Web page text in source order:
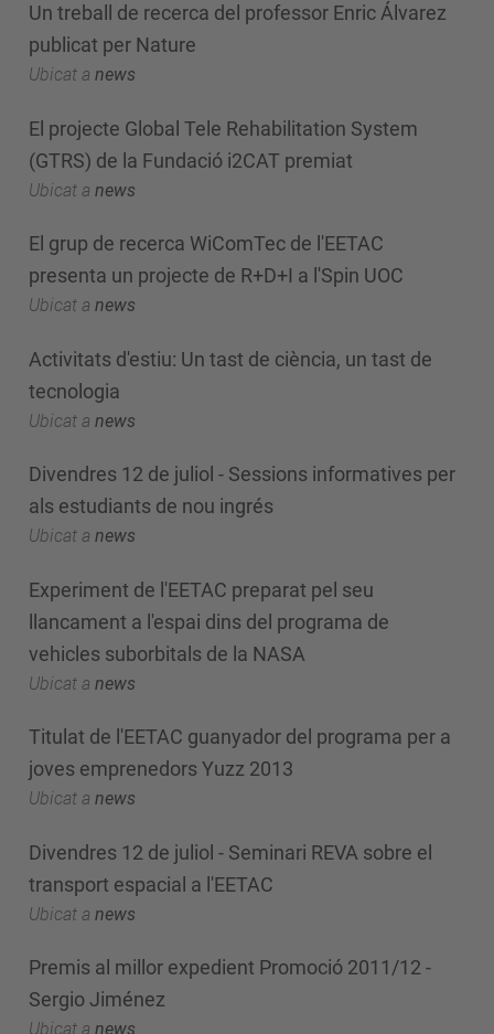
Un treball de recerca del professor Enric Álvarez
publicat per Nature
Ubicat a news
El projecte Global Tele Rehabilitation System
(GTRS) de la Fundació i2CAT premiat
Ubicat a news
El grup de recerca WiComTec de l'EETAC
presenta un projecte de R+D+I a l'Spin UOC
Ubicat a news
Activitats d'estiu: Un tast de ciència, un tast de
tecnologia
Ubicat a news
Divendres 12 de juliol - Sessions informatives per
als estudiants de nou ingrés
Ubicat a news
Experiment de l'EETAC preparat pel seu
llancament a l'espai dins del programa de
vehicles suborbitals de la NASA
Ubicat a news
Titulat de l'EETAC guanyador del programa per a
joves emprenedors Yuzz 2013
Ubicat a news
Divendres 12 de juliol - Seminari REVA sobre el
transport espacial a l'EETAC
Ubicat a news
Premis al millor expedient Promoció 2011/12 -
Sergio Jiménez
Ubicat a news